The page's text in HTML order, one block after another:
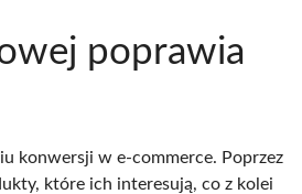
poprawia
konwersji w e-commerce. Poprzez
które ich interesują, co z kolei